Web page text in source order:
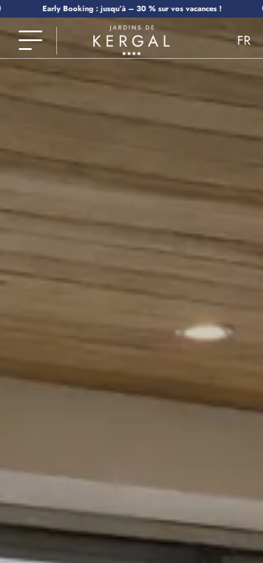
Early Booking : jusqu’à – 30 % sur vos vacances !
FR